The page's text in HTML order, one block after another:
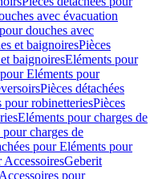
avec évacuation
douches avec
et baignoiresPièces
baignoiresEléments pour
Eléments pour
Pièces détachées
pour robinetteriesPièces
Eléments pour charges de
charges de
pour Eléments pour
AccessoiresGeberit
Accessoires pour